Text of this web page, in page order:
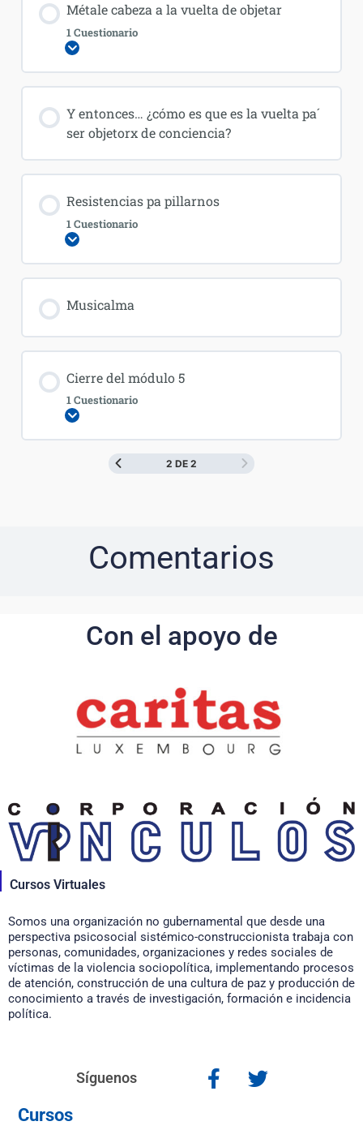
Métale cabeza a la vuelta de objetar
1 Cuestionario
Y entonces… ¿cómo es que es la vuelta pa´
ser objetorx de conciencia?
Resistencias pa pillarnos
1 Cuestionario
Musicalma
Cierre del módulo 5
1 Cuestionario
2 DE 2
Comentarios
Con el apoyo de
Cursos Virtuales
Somos una organización no gubernamental que desde una
perspectiva psicosocial sistémico-construccionista trabaja con
personas, comunidades, organizaciones y redes sociales de
víctimas de la violencia sociopolítica, implementando procesos
de atención, construcción de una cultura de paz y producción de
conocimiento a través de investigación, formación e incidencia
política.
Síguenos
Cursos